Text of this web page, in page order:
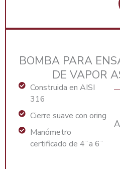
BOMBA PARA
DE VAPOR
Construida en AISI
316
Cierre suave con oring
Manómetro
certificado de 4¨a 6¨